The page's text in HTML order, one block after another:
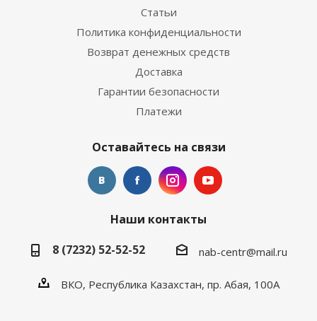
Статьи
Политика конфиденциальности
Возврат денежных средств
Доставка
Гарантии безопасности
Платежи
Оставайтесь на связи
Наши контакты
8 (7232) 52-52-52
nab-centr@mail.ru
ВКО, Республика Казахстан, пр. Абая, 100А